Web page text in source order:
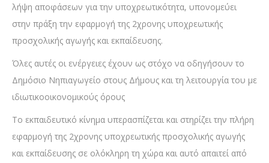
λήψη αποφάσεων για την υποχρεωτικότητα, υπονομεύει
στην πράξη την εφαρμογή της 2χρονης υποχρεωτικής
προσχολικής αγωγής και εκπαίδευσης.
Όλες αυτές οι ενέργειες έχουν ως στόχο να οδηγήσουν το
Δημόσιο Νηπιαγωγείο στους Δήμους και τη λειτουργία του με
ιδιωτικοοικονομικούς όρους
Το εκπαιδευτικό κίνημα υπερασπίζεται και στηρίζει την πλήρη
εφαρμογή της 2χρονης υποχρεωτικής προσχολικής αγωγής
και εκπαίδευσης σε ολόκληρη τη χώρα και αυτό απαιτεί από